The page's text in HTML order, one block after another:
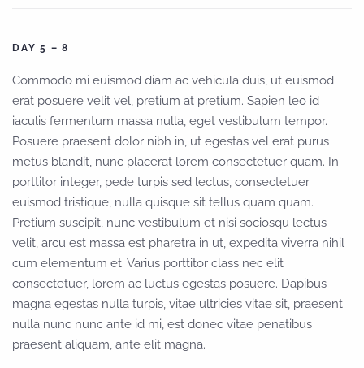
DAY 5 – 8
Commodo mi euismod diam ac vehicula duis, ut euismod
erat posuere velit vel, pretium at pretium. Sapien leo id
iaculis fermentum massa nulla, eget vestibulum tempor.
Posuere praesent dolor nibh in, ut egestas vel erat purus
metus blandit, nunc placerat lorem consectetuer quam. In
porttitor integer, pede turpis sed lectus, consectetuer
euismod tristique, nulla quisque sit tellus quam quam.
Pretium suscipit, nunc vestibulum et nisi sociosqu lectus
velit, arcu est massa est pharetra in ut, expedita viverra nihil
cum elementum et. Varius porttitor class nec elit
consectetuer, lorem ac luctus egestas posuere. Dapibus
magna egestas nulla turpis, vitae ultricies vitae sit, praesent
nulla nunc nunc ante id mi, est donec vitae penatibus
praesent aliquam, ante elit magna.